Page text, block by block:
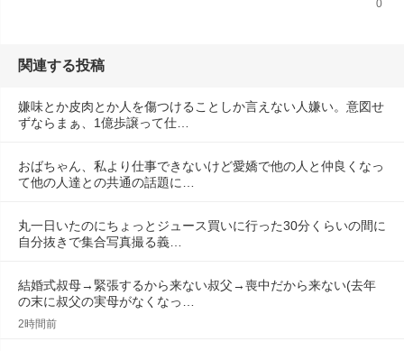
0
関連する投稿
嫌味とか皮肉とか人を傷つけることしか言えない人嫌い。意図せ
ずならまぁ、1億歩譲って仕…
おばちゃん、私より仕事できないけど愛嬌で他の人と仲良くなっ
て他の人達との共通の話題に…
丸一日いたのにちょっとジュース買いに行った30分くらいの間に
自分抜きで集合写真撮る義…
結婚式叔母→緊張するから来ない叔父→喪中だから来ない(去年
の末に叔父の実母がなくなっ…
2時間前